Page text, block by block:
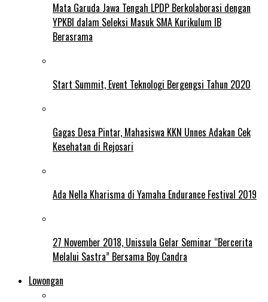
Mata Garuda Jawa Tengah LPDP Berkolaborasi dengan
YPKBI dalam Seleksi Masuk SMA Kurikulum IB
Berasrama
Start Summit, Event Teknologi Bergengsi Tahun 2020
Gagas Desa Pintar, Mahasiswa KKN Unnes Adakan Cek
Kesehatan di Rejosari
Ada Nella Kharisma di Yamaha Endurance Festival 2019
27 November 2018, Unissula Gelar Seminar “Bercerita
Melalui Sastra” Bersama Boy Candra
Lowongan